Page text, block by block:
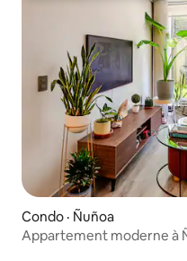
Condo · Ñuñoa
Appartement moderne à